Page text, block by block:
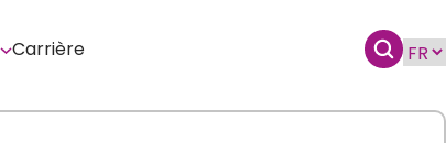
Carrière